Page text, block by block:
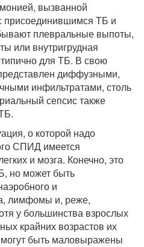
вызванной
присоединившимся ТБ и
плевральные выпоты,
или внутригрудная
для ТБ. В свою
диффузными,
инфильтратами, столь
сепсис также
о которой надо
СПИД имеется
и мозга. Конечно, это
но может быть
и
лимфомы и, реже,
у большинства взрослых
крайних возрастов их
быть маловыражены